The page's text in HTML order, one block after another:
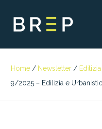
Home / Newsletter /
9/2025 – Edilizia e